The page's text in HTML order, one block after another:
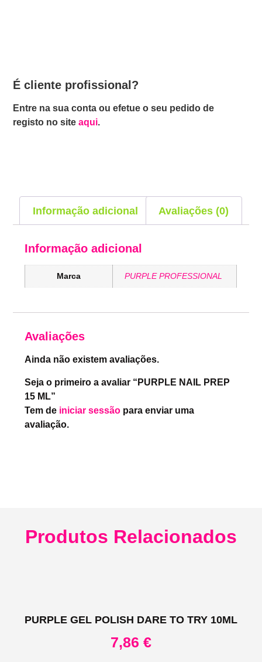
É cliente profissional?
Entre na sua conta ou efetue o seu pedido de
registo no siteaqui.
Informação adicional Avaliações (0)
Informação adicional
Marca PURPLE PROFESSIONAL
Avaliações
Ainda não existem avaliações.
Seja o primeiro a avaliar “PURPLE NAIL PREP
15 ML”
Tem de iniciar sessão para enviar uma
avaliação.
Produtos Relacionados
PURPLE GEL POLISH DARE TO TRY 10ML
7,86 €